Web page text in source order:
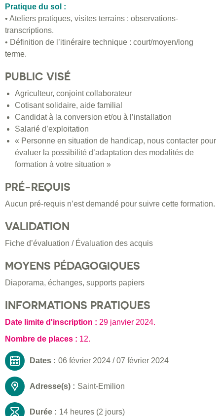
Pratique du sol :
• Ateliers pratiques, visites terrains : observations-
transcriptions.
• Définition de l’itinéraire technique : court/moyen/long
terme.
PUBLIC VISÉ
Agriculteur, conjoint collaborateur
Cotisant solidaire, aide familial
Candidat à la conversion et/ou à l’installation
Salarié d’exploitation
« Personne en situation de handicap, nous contacter pour
évaluer la possibilité d’adaptation des modalités de
formation à votre situation »
PRÉ-REQUIS
Aucun pré-requis n’est demandé pour suivre cette formation.
VALIDATION
Fiche d’évaluation / Évaluation des acquis
MOYENS PÉDAGOGIQUES
Diaporama, échanges, supports papiers
INFORMATIONS PRATIQUES
Date limite d'inscription : 29 janvier 2024.
Nombre de places : 12.
Dates : 06 février 2024 /07 février 2024
Adresse(s) : Saint-Emilion
Durée : 14 heures (2 jours)